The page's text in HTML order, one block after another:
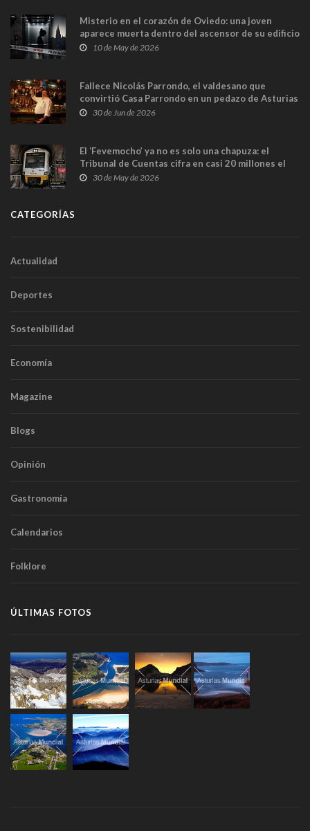
Misterio en el corazón de Oviedo: una joven
aparece muerta dentro del ascensor de su edificio
y las cámaras captan sus últimos minutos
10 de May de 2026
Fallece Nicolás Parrondo, el valdesano que
convirtió Casa Parrondo en un pedazo de Asturias
en Madrid
30 de Jun de 2026
El ‘Fevemocho’ ya no es solo una chapuza: el
Tribunal de Cuentas cifra en casi 20 millones el
sobrecoste de los trenes que no cabían por los
30 de May de 2026
CATEGORÍAS
Actualidad
Deportes
Sostenibilidad
Economía
Magazine
Blogs
Opinión
Gastronomía
Calendarios
Folklore
ÚLTIMAS FOTOS